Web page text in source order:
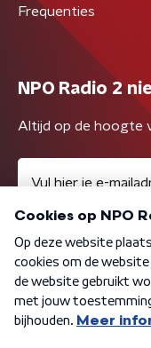
Frequenties
NPO Radio 2
Altijd op de hoogte
Algemene